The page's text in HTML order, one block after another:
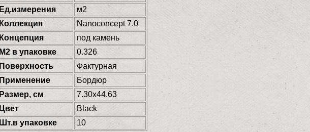
Ед.измерения
м2
Коллекция
Nanoconcept 7.0
Концепция
под камень
М2 в упаковке
0.326
Поверхность
Фактурная
Применение
Бордюр
Размер, см
7.30x44.63
Цвет
Black
Шт.в упаковке
10